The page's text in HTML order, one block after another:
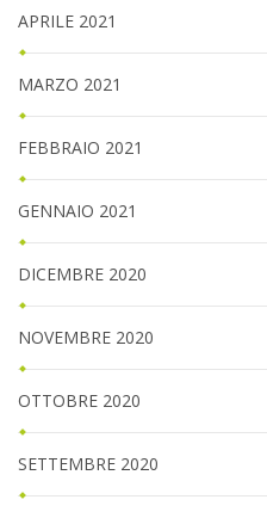
APRILE 2021
MARZO 2021
FEBBRAIO 2021
GENNAIO 2021
DICEMBRE 2020
NOVEMBRE 2020
OTTOBRE 2020
SETTEMBRE 2020